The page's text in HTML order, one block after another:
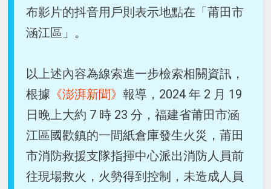
布影片的抖音用戶則表示地點在「莆田市
涵江區」。
以上述內容為線索進一步檢索相關資訊，
根據 《澎湃新聞》報導，2024 年 2 月 19
日晚上大約 7 時 23 分，福建省莆田市涵
江區國歡鎮的一間紙倉庫發生火災，莆田
市消防救援支隊指揮中心派出消防人員前
往現場救火，火勢得到控制，未造成人員